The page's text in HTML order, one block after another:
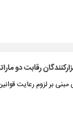
رقابت دو
بر لزوم رعایت